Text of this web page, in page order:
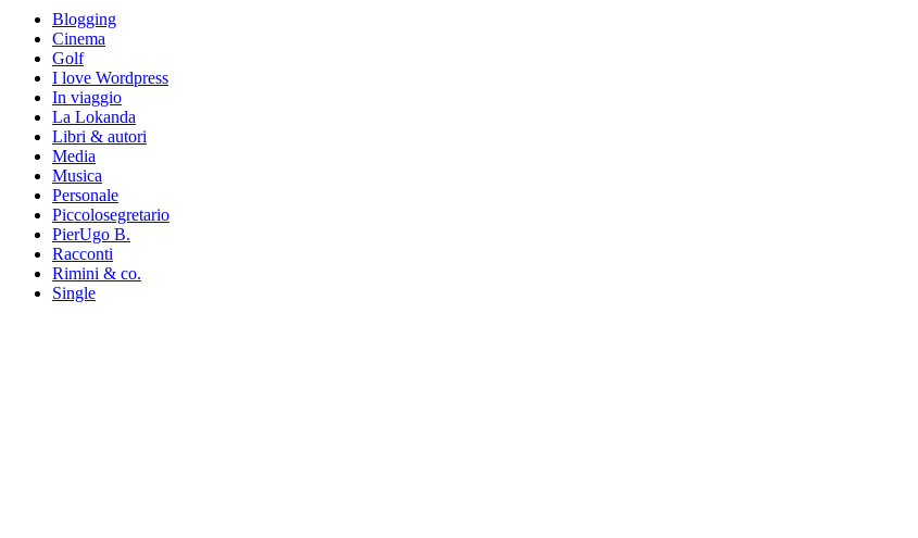
Blogging
Cinema
Golf
I love Wordpress
In viaggio
La Lokanda
Libri & autori
Media
Musica
Personale
Piccolosegretario
PierUgo B.
Racconti
Rimini & co.
Single